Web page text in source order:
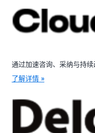
通过加速咨询、采纳与持续
了解详情 »